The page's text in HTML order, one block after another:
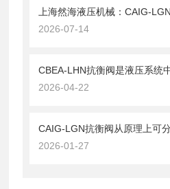
2026-07-14
CBEA-LHN抗衡阀是液压系统
2026-04-22
CAIG-LGN抗衡阀从原理上可
2026-01-27